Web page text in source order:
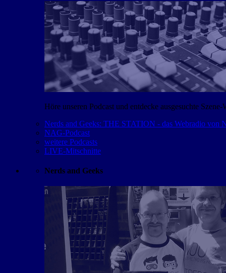
Höre unseren Podcast und entdecke ausgesuchte Szene-
Nerds and Geeks: THE STATION - das Webradio von
NAG-Podcast
weitere Podcasts
LIVE-Mitschnitte
Nerds and Geeks